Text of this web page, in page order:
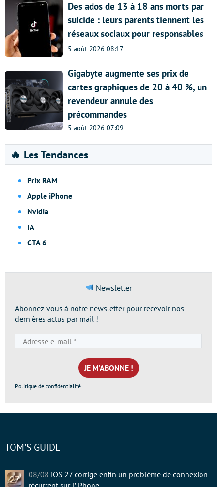
Des ados de 13 à 18 ans morts par
suicide : leurs parents tiennent les
réseaux sociaux pour responsables
5 août 2026 08:17
Gigabyte augmente ses prix de
cartes graphiques de 20 à 40 %, un
revendeur annule des
précommandes
5 août 2026 07:09
🔥 Les Tendances
Prix RAM
Apple iPhone
Nvidia
IA
GTA 6
Newsletter
Abonnez-vous à notre newsletter pour recevoir nos
dernières actus par mail !
e-
mail
*
Politique de confidentialité
TOM'S GUIDE
08/08 iOS 27 corrige enfin un problème de connexion
récurrent sur l’iPhone